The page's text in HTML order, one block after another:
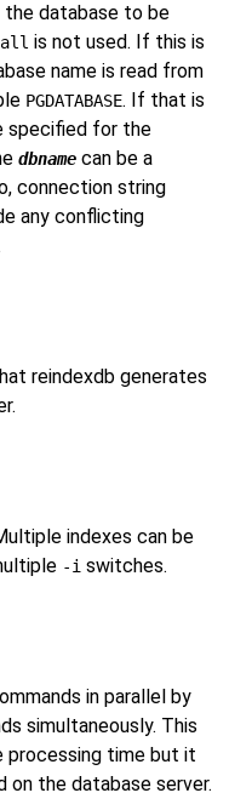
database to be
is not used. If this is
name is read from
PGDATABASE. If that is
specified for the
dbname can be a
connection string
any conflicting
reindexdb generates
indexes can be
-i switches.
in parallel by
simultaneously. This
processing time but it
on the database server.